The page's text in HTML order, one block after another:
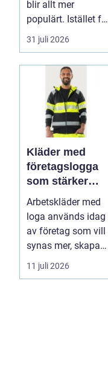
blir allt mer
populärt. Istället för
a...
31 juli 2026
Kläder med
företagslogga
som stärker
varumärket
varje dag
Arbetskläder med
loga används idag
av företag som vill
synas mer, skapa
stolthet inte...
11 juli 2026